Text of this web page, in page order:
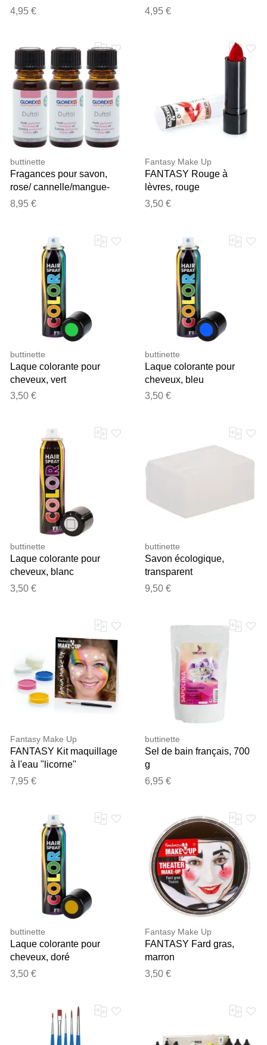
4,95 €
4,95 €
buttinette
Fragances pour savon,
rose/ cannelle/mangue-
papaye, 3 x 10 ml
8,95 €
Fantasy Make Up
FANTASY Rouge à
lèvres, rouge
3,50 €
buttinette
Laque colorante pour
cheveux, vert
3,50 €
buttinette
Laque colorante pour
cheveux, bleu
3,50 €
buttinette
Laque colorante pour
cheveux, blanc
3,50 €
buttinette
Savon écologique,
transparent
9,50 €
Fantasy Make Up
FANTASY Kit maquillage
à l'eau "licorne"
7,95 €
buttinette
Sel de bain français, 700
g
6,95 €
buttinette
Laque colorante pour
cheveux, doré
3,50 €
Fantasy Make Up
FANTASY Fard gras,
marron
3,50 €
Merci pour votre avis
Notre équipe va maintenant
examiner vos commentaires
avant de les publier.